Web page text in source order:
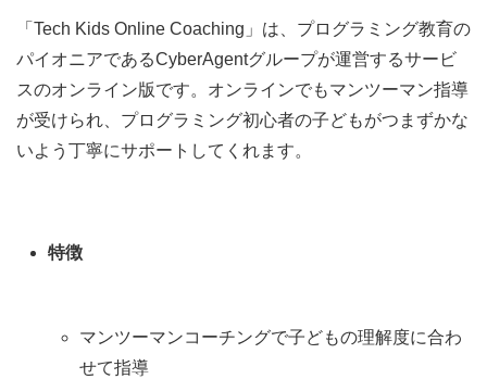
「Tech Kids Online Coaching」は、プログラミング教育の
パイオニアであるCyberAgentグループが運営するサービ
スのオンライン版です。オンラインでもマンツーマン指導
が受けられ、プログラミング初心者の子どもがつまずかな
いよう丁寧にサポートしてくれます。
特徴
マンツーマンコーチングで子どもの理解度に合わ
せて指導